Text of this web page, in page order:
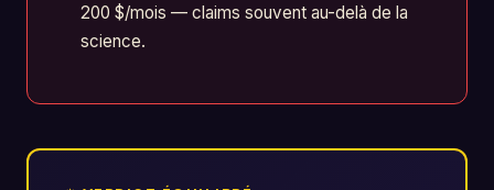
200 $/mois — claims souvent au-delà de la
science.